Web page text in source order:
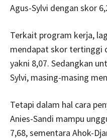
Agus-Sylvi dengan skor
Terkait program kerja,
mendapat skor tertinggi
yakni 8,07. Sedangkan
Sylvi, masing-masing
Tetapi dalam hal cara
Anies-Sandi mampu
7,68, sementara Ahok-